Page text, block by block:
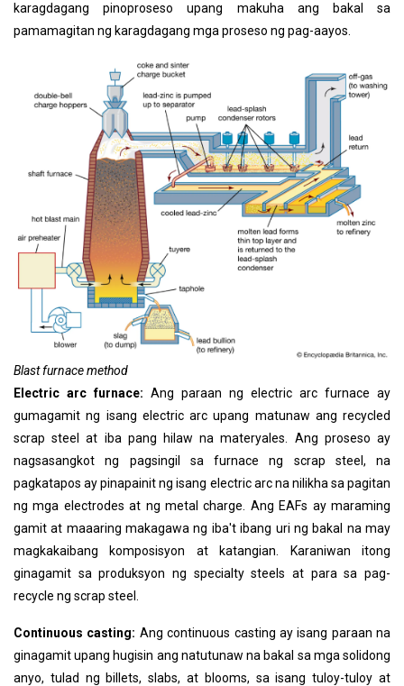
karagdagang pinoproseso upang makuha ang bakal sa
pamamagitan ng karagdagang mga proseso ng pag-aayos.
Blast furnace method
Electric arc furnace: Ang paraan ng electric arc furnace ay
gumagamit ng isang electric arc upang matunaw ang recycled
scrap steel at iba pang hilaw na materyales. Ang proseso ay
nagsasangkot ng pagsingil sa furnace ng scrap steel, na
pagkatapos ay pinapainit ng isang electric arc na nilikha sa pagitan
ng mga electrodes at ng metal charge. Ang EAFs ay maraming
gamit at maaaring makagawa ng iba't ibang uri ng bakal na may
magkakaibang komposisyon at katangian. Karaniwan itong
ginagamit sa produksyon ng specialty steels at para sa pag-
recycle ng scrap steel.
Continuous casting: Ang continuous casting ay isang paraan na
ginagamit upang hugisin ang natutunaw na bakal sa mga solidong
anyo, tulad ng billets, slabs, at blooms, sa isang tuloy-tuloy at